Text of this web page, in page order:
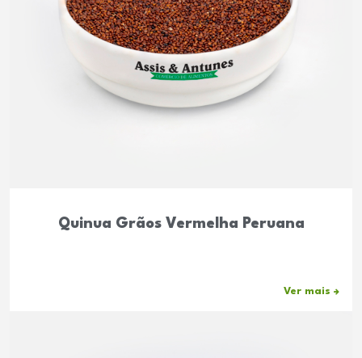
Quinua Grãos Vermelha Peruana
Ver mais